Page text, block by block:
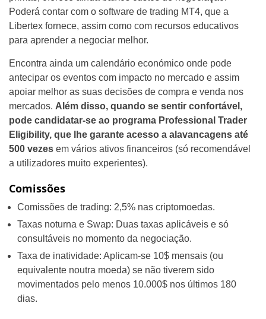
Poderá contar com o software de trading MT4, que a
Libertex fornece, assim como com recursos educativos
para aprender a negociar melhor.
Encontra ainda um calendário económico onde pode
antecipar os eventos com impacto no mercado e assim
apoiar melhor as suas decisões de compra e venda nos
mercados. Além disso, quando se sentir confortável,
pode candidatar-se ao programa Professional Trader
Eligibility, que lhe garante acesso a alavancagens até
500 vezes em vários ativos financeiros (só recomendável
a utilizadores muito experientes).
Comissões
Comissões de trading: 2,5% nas criptomoedas.
Taxas noturna e Swap: Duas taxas aplicáveis e só
consultáveis no momento da negociação.
Taxa de inatividade: Aplicam-se 10$ mensais (ou
equivalente noutra moeda) se não tiverem sido
movimentados pelo menos 10.000$ nos últimos 180
dias.